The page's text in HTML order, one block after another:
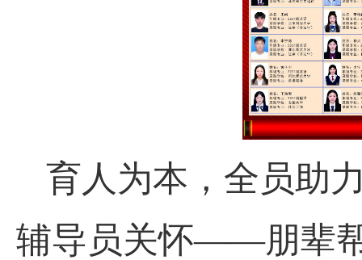
育人为本，全员助
辅导员关怀——朋辈